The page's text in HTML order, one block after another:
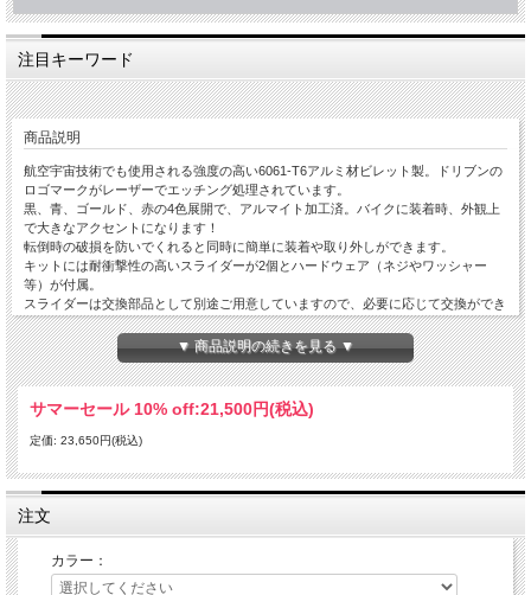
注目キーワード
商品説明
航空宇宙技術でも使用される強度の高い6061-T6アルミ材ビレット製。ドリブンの
ロゴマークがレーザーでエッチング処理されています。
黒、青、ゴールド、赤の4色展開で、アルマイト加工済。バイクに装着時、外観上
で大きなアクセントになります！
転倒時の破損を防いでくれると同時に簡単に装着や取り外しができます。
キットには耐衝撃性の高いスライダーが2個とハードウェア（ネジやワッシャー
等）が付属。
スライダーは交換部品として別途ご用意していますので、必要に応じて交換ができ
ます。
▼ 商品説明の続きを見る ▼
サマーセール 10% off:21,500円(税込)
定価: 23,650円(税込)
注文
カラー：